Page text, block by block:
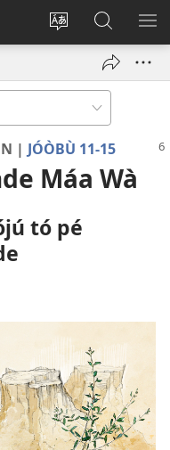
Yí
pa
Wọlé
(opens
Wa
JW.ORG
| JÓÒBÙ 11-15
Máa Wà
tó pé